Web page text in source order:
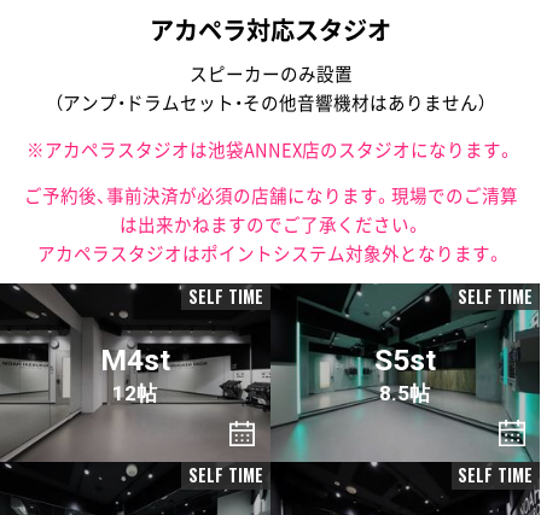
アカペラ対応スタジオ
スピーカーのみ設置
（アンプ・ドラムセット・その他音響機材はありません）
※アカペラスタジオは池袋ANNEX店のスタジオになります。
ご予約後、事前決済が必須の店舗になります。現場でのご清算
は出来かねますのでご了承ください。
アカペラスタジオはポイントシステム対象外となります。
SELF TIME
M4st
12帖
SELF TIME
S5st
8.5帖
SELF TIME SELF TIME